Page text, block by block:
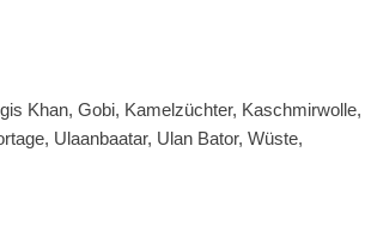
Khan, Gobi, Kamelzüchter, Kaschmirwolle,
Ulaanbaatar, Ulan Bator, Wüste,